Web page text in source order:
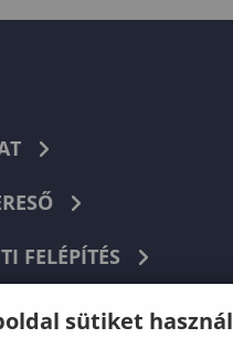
FELÉPÍTÉS
sütiket használ